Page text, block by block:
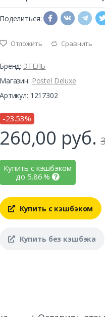
Поделиться:
Отложить Сравнить
Бренд: ЭТЕЛЬ
Магазин: Postel Deluxe
Артикул: 1217302
-23.53%
260,00 руб.
Купить с кэшбэком
до 5,86%
Купить с кэшбэком
Купить без кэшбэка